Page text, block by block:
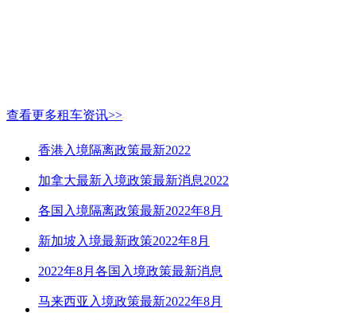
查看更多租车资讯>>
香港入境隔离政策最新2022
加拿大最新入境政策最新消息2022
各国入境隔离政策最新2022年8月
新加坡入境最新政策2022年8月
2022年8月各国入境政策最新消息
马来西亚入境政策最新2022年8月